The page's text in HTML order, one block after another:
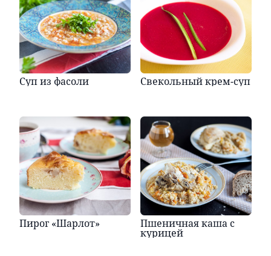
Суп из фасоли Свекольный крем-суп
Пирог «Шарлот» Пшеничная каша с
курицей